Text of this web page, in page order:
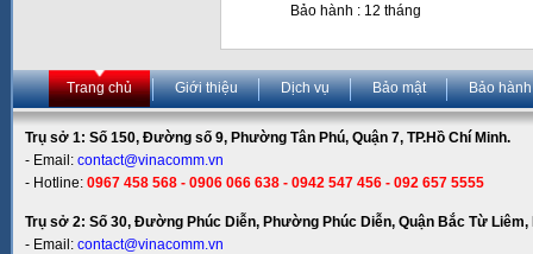
Bảo hành : 12 tháng
Trang chủ Giới thiệu Dịch vụ Bảo mật Bảo hành
Trụ sở 1: Số 150, Đường số 9, Phường Tân Phú, Quận 7, TP.Hồ Chí Minh.
- Email: contact@vinacomm.vn
- Hotline: 0967 458 568 - 0906 066 638 - 0942 547 456 - 092 657 5555
Trụ sở 2: Số 30, Đường Phúc Diễn, Phường Phúc Diễn, Quận Bắc Từ Liêm,
- Email: contact@vinacomm.vn